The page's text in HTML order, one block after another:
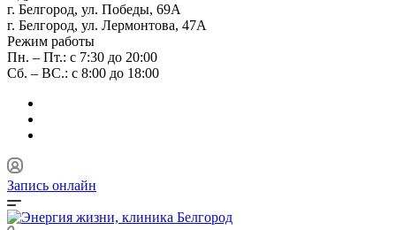
г. Белгород, ул. Победы, 69А
г. Белгород, ул. Лермонтова, 47А
Режим работы
Пн. – Пт.: с 7:30 до 20:00
Сб. – ВС.: с 8:00 до 18:00
Запись онлайн